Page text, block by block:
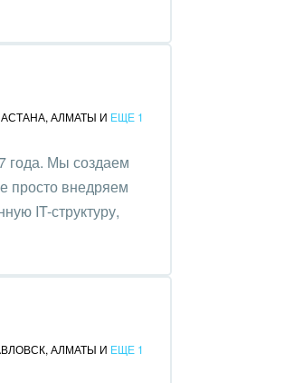
АСТАНА, АЛМАТЫ И ЕЩЕ 1
года. Мы создаем
просто внедряем
IT-структуру,
, АЛМАТЫ И ЕЩЕ 1